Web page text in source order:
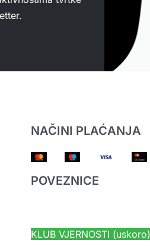
NAČINI PLAĆANJA
POVEZNICE
KLUB VJERNOSTI (uskoro)